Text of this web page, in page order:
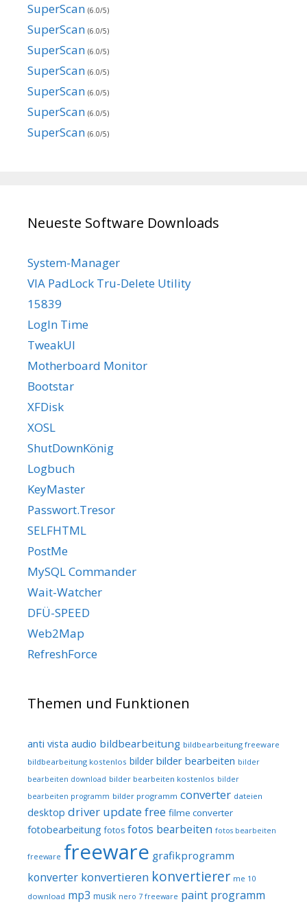
SuperScan (6.0/5)
SuperScan (6.0/5)
SuperScan (6.0/5)
SuperScan (6.0/5)
SuperScan (6.0/5)
SuperScan (6.0/5)
SuperScan (6.0/5)
Neueste Software Downloads
System-Manager
VIA PadLock Tru-Delete Utility
15839
LogIn Time
TweakUI
Motherboard Monitor
Bootstar
XFDisk
XOSL
ShutDownKönig
Logbuch
KeyMaster
Passwort.Tresor
SELFHTML
PostMe
MySQL Commander
Wait-Watcher
DFÜ-SPEED
Web2Map
RefreshForce
Themen und Funktionen
anti vista audio bildbearbeitung bildbearbeitung freeware
bildbearbeitung kostenlos bilder bilder bearbeiten bilder
bearbeiten download bilder bearbeiten kostenlos bilder
bearbeiten programm bilder programm converter dateien
desktop driver update free filme converter
fotobearbeitung fotos fotos bearbeiten fotos bearbeiten
freeware freeware grafikprogramm
konverter konvertieren konvertierer me 10
download mp3 musik nero 7 freeware paint programm